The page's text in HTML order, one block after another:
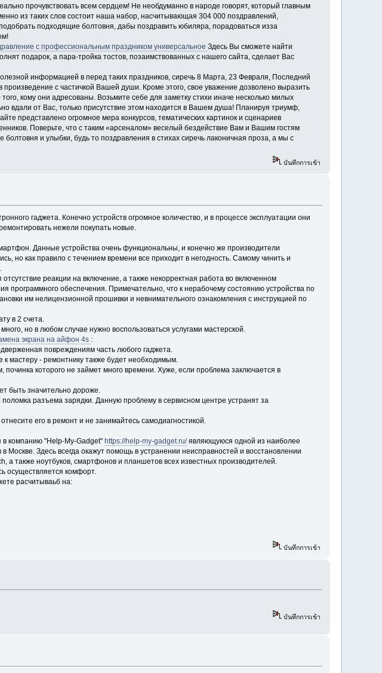
прочувствовать всем сердцем! Не необдуманно в народе говорят, который главным
из таких слов состоит наша набор, насчитывающая 304 000 поздравлений,
подходящие болтовня, дабы поздравить юбиляра, порадоваться изза
с профессиональным праздником универсальное Здесь Вы сможете найти
подарок, а пара-тройка тостов, позаимствованных с нашего сайта, сделает Вас
информацией в перед таких праздников, сиречь 8 Марта, 23 Февраля, Последний
с частичкой Вашей души. Кроме этого, свое уважение дозволено выразить
кому они адресованы. Возьмите себе для заметку стихи иначе несколько милых
вдали от Вас, только присутствие этом находится в Вашем душа! Планируя триумф,
представлено огромное мера конкурсов, тематических картинок и сценариев
Поверьте, что с таким «арсеналом» веселый бездействие Вам и Вашим гостям
и улыбки, будь то поздравления в стихах сиречь лаконичная проза, а мы с
บันทึกการเข้า
гаджета. Конечно устройств огромное количество, и в процессе эксплуатации они
нежели покупать новые.
Данные устройства очень функциональны, и конечно же производители
но как правило с течением времени все приходит в негодность. Самому чинить и
реакции на включение, а также некорректная работа во включенном
программного обеспечения. Примечательно, что к нерабочему состоянию устройства по
им нелицензионной прошивки и невнимательного ознакомления с инструкцией по
в 2 счета.
но в любом случае нужно воспользоваться услугами мастерской.
экрана на айфон 4s :
повреждениям часть любого гаджета.
мастеру - ремонтнику также будет необходимым.
которого не займет много времени. Хуже, если проблема заключается в
быть значительно дороже.
разъема зарядки. Данную проблему в сервисном центре устранят за
его в ремонт и не занимайтесь самодиагностикой.
компанию "Help-My-Gadget" https://help-my-gadget.ru/являющуюся одной из наиболее
Здесь всегда окажут помощь в устранении неисправностей и восстановлении
а также ноутбуков, смартфонов и планшетов всех известных производителей.
осуществляется комфорт.
расчитываьб на:
บันทึกการเข้า
บันทึกการเข้า